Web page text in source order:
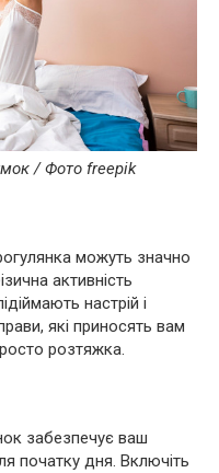
/ Фото freepik
можуть значно
активність
настрій і
які приносять вам
розтяжка.
забезпечує ваш
початку дня. Включіть